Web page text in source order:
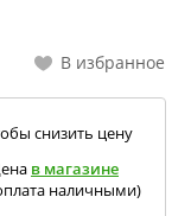
В избранное
снизить цену
в магазине
наличными)